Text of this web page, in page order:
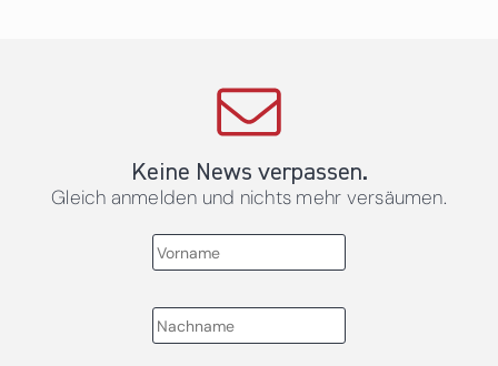
Keine News verpassen.
Gleich anmelden und nichts mehr versäumen.